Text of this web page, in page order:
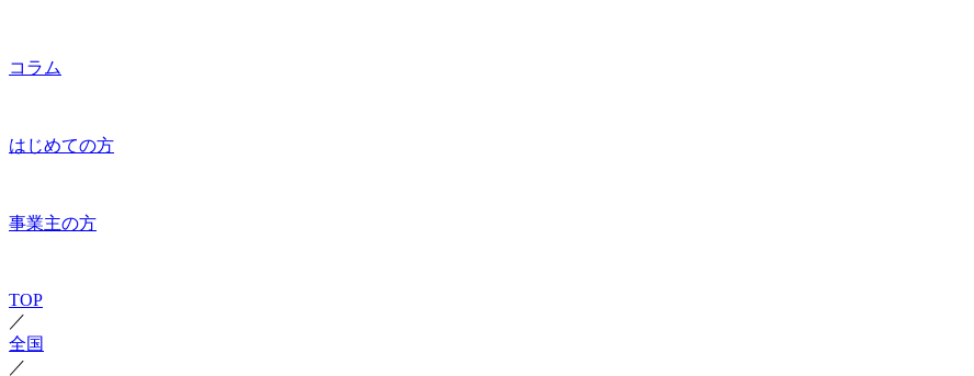
コラム
はじめての方
事業主の方
TOP
／
全国
／